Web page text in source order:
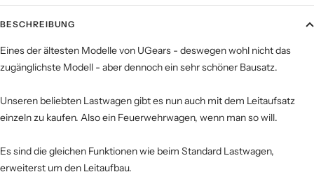
BESCHREIBUNG
Eines der ältesten Modelle von UGears - deswegen wohl nicht das
zugänglichste Modell - aber dennoch ein sehr schöner Bausatz.
Unseren beliebten Lastwagen gibt es nun auch mit dem Leitaufsatz
einzeln zu kaufen. Also ein Feuerwehrwagen, wenn man so will.
Es sind die gleichen Funktionen wie beim Standard Lastwagen,
erweiterst um den Leitaufbau.